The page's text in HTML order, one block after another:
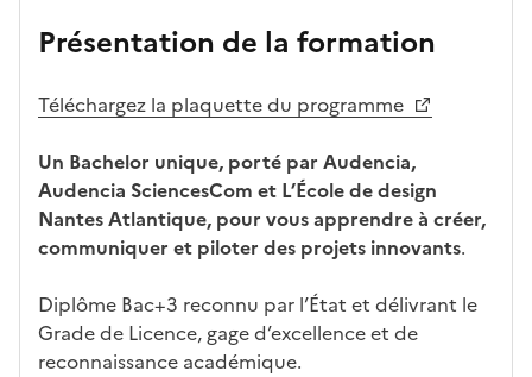
ses
act
tiq
ues
par
ssemen
o
ali
s
d
e
c
n
di
d
s
ac
s à
la
fo
rm
on
re
dé
uch
és
ent
Présentation de la formation
Téléchargez la plaquette du programme
Un Bachelor unique, porté par Audencia,
Audencia SciencesCom et L’École de design
Nantes Atlantique, pour vous apprendre à créer,
communiquer et piloter des projets innovants.
Diplôme Bac+3 reconnu par l’État et délivrant le
Grade de Licence, gage d’excellence et de
reconnaissance académique.